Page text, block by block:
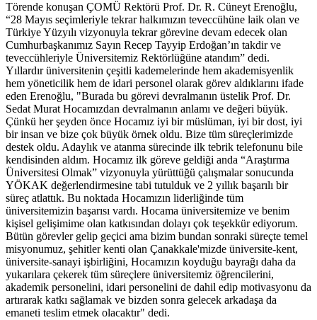
Törende konuşan ÇOMÜ Rektörü Prof. Dr. R. Cüneyt Erenoğlu,
“28 Mayıs seçimleriyle tekrar halkımızın teveccühüne laik olan ve
Türkiye Yüzyılı vizyonuyla tekrar görevine devam edecek olan
Cumhurbaşkanımız Sayın Recep Tayyip Erdoğan’ın takdir ve
teveccühleriyle Üniversitemiz Rektörlüğüne atandım” dedi.
Yıllardır üniversitenin çeşitli kademelerinde hem akademisyenlik
hem yöneticilik hem de idari personel olarak görev aldıklarını ifade
eden Erenoğlu, "Burada bu görevi devralmanın üstelik Prof. Dr.
Sedat Murat Hocamızdan devralmanın anlamı ve değeri büyük.
Çünkü her şeyden önce Hocamız iyi bir müslüman, iyi bir dost, iyi
bir insan ve bize çok büyük örnek oldu. Bize tüm süreçlerimizde
destek oldu. Adaylık ve atanma sürecinde ilk tebrik telefonunu bile
kendisinden aldım. Hocamız ilk göreve geldiği anda “Araştırma
Üniversitesi Olmak” vizyonuyla yürüttüğü çalışmalar sonucunda
YÖKAK değerlendirmesine tabi tutulduk ve 2 yıllık başarılı bir
süreç atlattık. Bu noktada Hocamızın liderliğinde tüm
üniversitemizin başarısı vardı. Hocama üniversitemize ve benim
kişisel gelişimime olan katkısından dolayı çok teşekkür ediyorum.
Bütün görevler gelip geçici ama bizim bundan sonraki süreçte temel
misyonumuz, şehitler kenti olan Çanakkale'mizde üniversite-kent,
üniversite-sanayi işbirliğini, Hocamızın koyduğu bayrağı daha da
yukarılara çekerek tüm süreçlere üniversitemiz öğrencilerini,
akademik personelini, idari personelini de dahil edip motivasyonu da
artırarak katkı sağlamak ve bizden sonra gelecek arkadaşa da
emaneti teslim etmek olacaktır" dedi.